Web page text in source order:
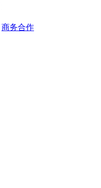
商务合作